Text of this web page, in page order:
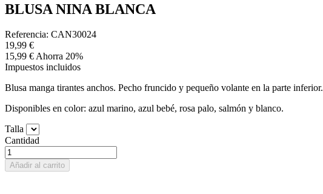
BLUSA NINA BLANCA
Referencia: CAN30024
19,99 €
15,99 €Ahorra 20%
Impuestos incluidos
Blusa manga tirantes anchos. Pecho fruncido y pequeño volante en la parte inferior.
Disponibles en color: azul marino, azul bebé, rosa palo, salmón y blanco.
Talla
Cantidad
Añadir al carrito